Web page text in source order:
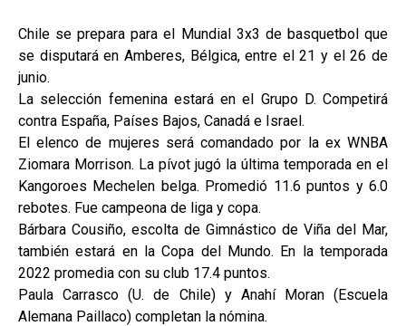
Chile se prepara para el Mundial 3x3 de basquetbol que
se disputará en Amberes, Bélgica, entre el 21 y el 26 de
junio.
La selección femenina estará en el Grupo D. Competirá
contra España, Países Bajos, Canadá e Israel.
El elenco de mujeres será comandado por la ex WNBA
Ziomara Morrison. La pívot jugó la última temporada en el
Kangoroes Mechelen belga. Promedió 11.6 puntos y 6.0
rebotes. Fue campeona de liga y copa.
Bárbara Cousiño, escolta de Gimnástico de Viña del Mar,
también estará en la Copa del Mundo. En la temporada
2022 promedia con su club 17.4 puntos.
Paula Carrasco (U. de Chile) y Anahí Moran (Escuela
Alemana Paillaco) completan la nómina.